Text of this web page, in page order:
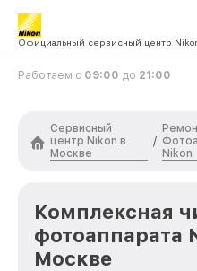
Официальный сервисный центр
Работаем с 09:00 до 21:00
Сервисный
центр Nikon в
Москве
/
Nikon
Комплексная
фотоаппарата
Москве